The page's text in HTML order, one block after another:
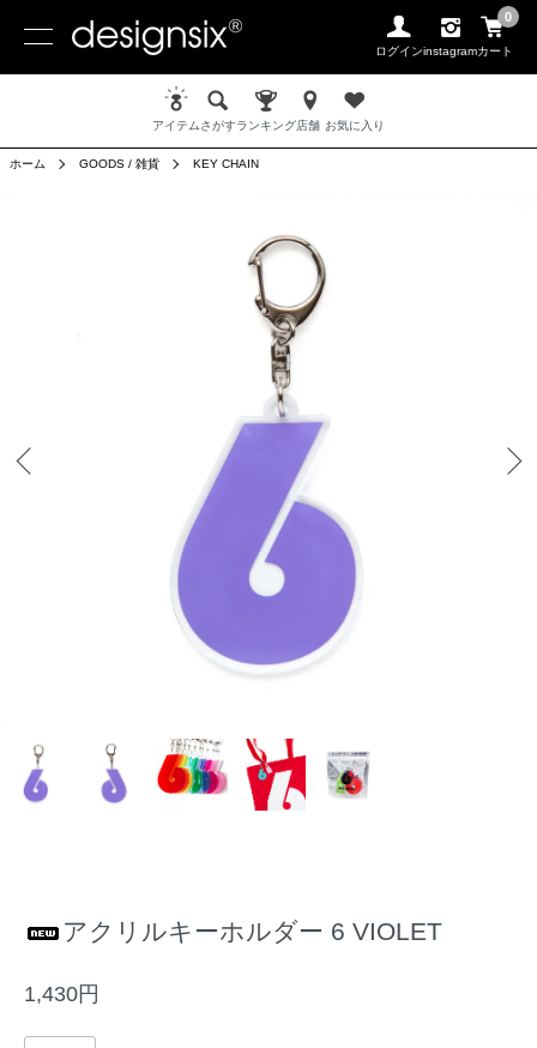
ログインinstagram
0
カート
アイテムさがすランキング店舗 お気に入り
ホーム GOODS / 雑貨 KEY CHAIN
アクリルキーホルダー 6 VIOLET
1,430円